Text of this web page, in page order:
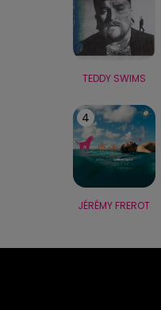
TEDDY SWIMS
4
JÉRÉMY FREROT